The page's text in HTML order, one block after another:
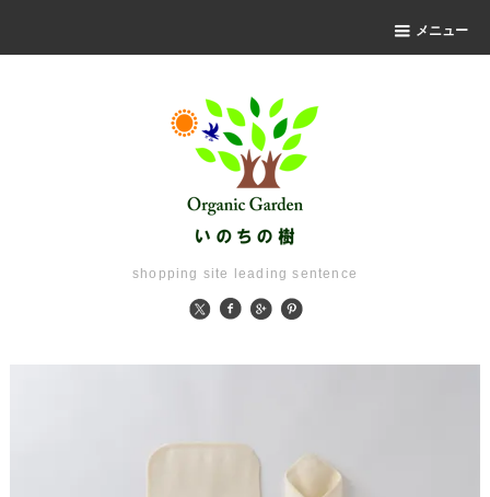
メニュー
shopping site leading sentence